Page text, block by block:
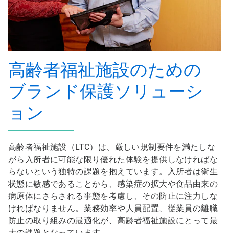
高齢者福祉施設のための
ブランド保護ソリューシ
ョン
高齢者福祉施設（LTC）は、厳しい規制要件を満たしな
がら入所者に可能な限り優れた体験を提供しなければな
らないという独特の課題を抱えています。入所者は衛生
状態に敏感であることから、感染症の拡大や食品由来の
病原体にさらされる事態を考慮し、その防止に注力しな
ければなりません。業務効率や人員配置、従業員の離職
防止の取り組みの最適化が、高齢者福祉施設にとって最